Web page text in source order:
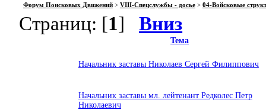
Форум Поисковых Движений> VIII-Спецслужбы - досье> 04-Войсковые
Страниц: [1]Вниз
Тема
Начальник заставы Николаев Сергей Филиппович
Начальник заставы мл. лейтенант Редколес Петр
Николаевич